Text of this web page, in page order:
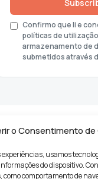
o Consentimento de
usamos
do dispositivo.
comportamento de
Confirmo que li e
políticas de
armazenamento de
submetidos através